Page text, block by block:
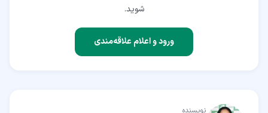
شوید.
ورود و اعلام علاقه‌مندی